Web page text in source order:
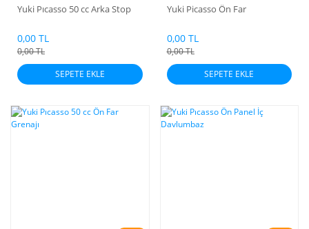
Yuki Pıcasso 50 cc Arka Stop
0,00 TL
0,00 TL
SEPETE EKLE
Yuki Picasso Ön Far
0,00 TL
0,00 TL
SEPETE EKLE